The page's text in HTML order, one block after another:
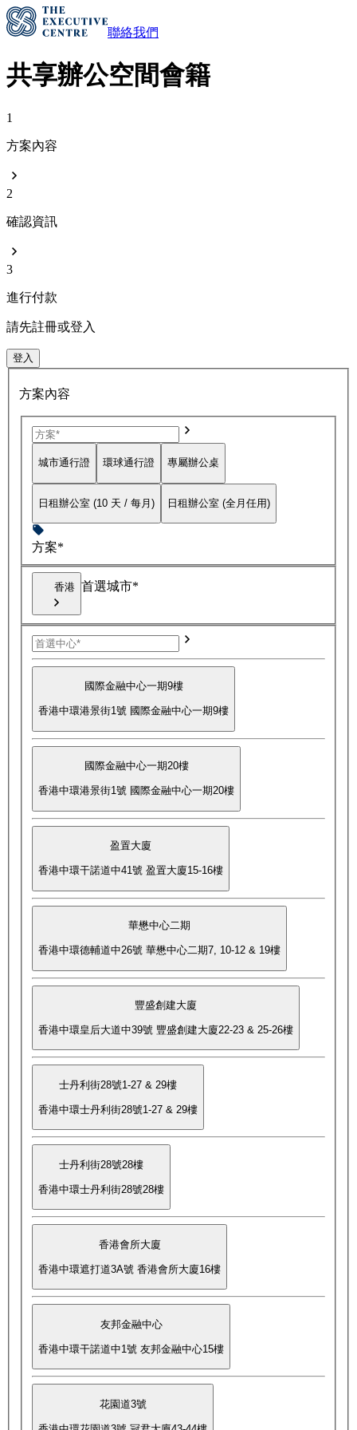
聯絡我們
共享辦公空間會籍
1
方案內容
2
確認資訊
3
進行付款
請先註冊或登入
登入
方案內容
城市通行證 環球通行證 專屬辦公桌
日租辦公室 (10 天 / 每月) 日租辦公室 (全月任用)
方案*
香港 首選城市*
國際金融中心一期9樓
香港中環港景街1號 國際金融中心一期9樓
國際金融中心一期20樓
香港中環港景街1號 國際金融中心一期20樓
盈置大廈
香港中環干諾道中41號 盈置大廈15-16樓
華懋中心二期
香港中環德輔道中26號 華懋中心二期7, 10-12 & 19樓
豐盛創建大廈
香港中環皇后大道中39號 豐盛創建大廈22-23 & 25-26樓
士丹利街28號1-27 & 29樓
香港中環士丹利街28號1-27 & 29樓
士丹利街28號28樓
香港中環士丹利街28號28樓
香港會所大廈
香港中環遮打道3A號 香港會所大廈16樓
友邦金融中心
香港中環干諾道中1號 友邦金融中心15樓
花園道3號